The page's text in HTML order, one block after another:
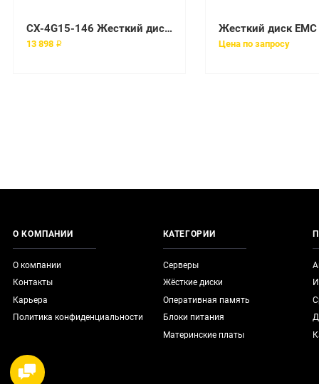
CX-4G15-146 Жесткий диск EMC 146 Гб 3.5" 15000 об/мин
13 898 ₽ Цена по запросу
О КОМПАНИИ
О компании
Контакты
Карьера
Политика конфиденциальности
КАТЕГОРИИ
Серверы
Жёсткие диски
Оперативная память
Блоки питания
Материнские платы